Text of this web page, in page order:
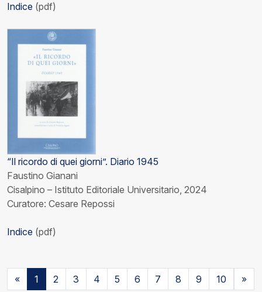
Indice (pdf)
“Il ricordo di quei giorni”. Diario 1945
Faustino Gianani
Cisalpino – Istituto Editoriale Universitario, 2024
Curatore: Cesare Repossi
Indice (pdf)
« 1 2 3 4 5 6 7 8 9 10 »